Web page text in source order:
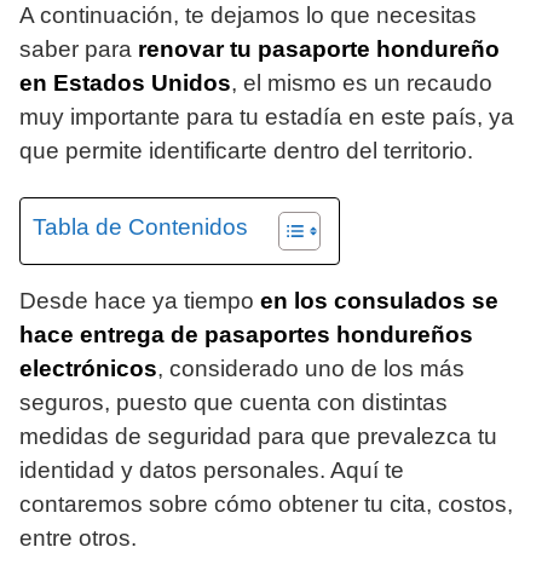
A continuación, te dejamos lo que necesitas
saber para renovar tu pasaporte hondureño
en Estados Unidos, el mismo es un recaudo
muy importante para tu estadía en este país, ya
que permite identificarte dentro del territorio.
Tabla de Contenidos
Desde hace ya tiempo en los consulados se
hace entrega de pasaportes hondureños
electrónicos, considerado uno de los más
seguros, puesto que cuenta con distintas
medidas de seguridad para que prevalezca tu
identidad y datos personales. Aquí te
contaremos sobre cómo obtener tu cita, costos,
entre otros.